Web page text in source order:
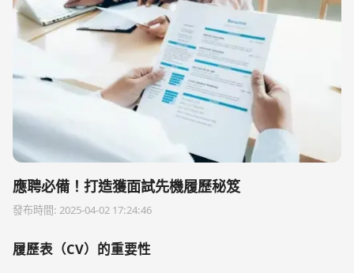
應聘必備！打造獲面試先機履歷秘笈
發布時間: 2025-04-02 17:24:46
履歷表（CV）的重要性